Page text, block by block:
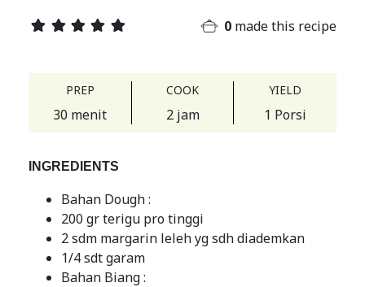
0 made this recipe
PREP
30 menit
COOK
2 jam
YIELD
1 Porsi
INGREDIENTS
Bahan Dough :
200 gr terigu pro tinggi
2 sdm margarin leleh yg sdh diademkan
1/4 sdt garam
Bahan Biang :